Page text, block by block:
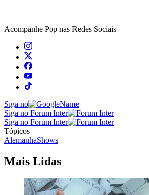
Acompanhe Pop nas Redes Sociais
Siga no
Siga no Forum Inter
Siga no Forum Inter
Tópicos
AlemanhaShows
Mais Lidas